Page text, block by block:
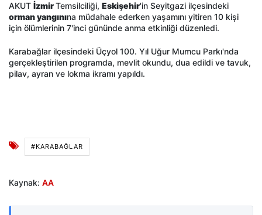
AKUT İzmirTemsilciliği, Eskişehir'in Seyitgazi ilçesindeki
orman yangınına müdahale ederken yaşamını yitiren 10 kişi
için ölümlerinin 7'inci gününde anma etkinliği düzenledi.
Karabağlar ilçesindeki Üçyol 100. Yıl Uğur Mumcu Parkı'nda
gerçekleştirilen programda, mevlit okundu, dua edildi ve tavuk,
pilav, ayran ve lokma ikramı yapıldı.
#KARABAĞLAR
Kaynak: AA